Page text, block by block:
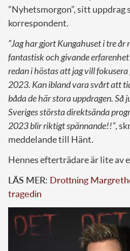
”Nyhetsmorgon”, sitt uppdrag
korrespondent.
”Jag har gjort Kungahuset i tre år
fantastisk och givande
redan i höstas att jag vill
2023. Kan ibland vara svårt att
båda de här stora uppdragen. Så
Sveriges största direktsända
2023 blir riktigt spännande!!”,
meddelande till Hänt.
Hennes efterträdare är lite av
LÄS MER: Drottning
tragedin